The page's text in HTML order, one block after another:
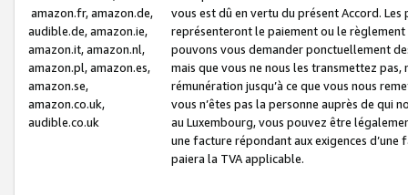
amazon.fr, amazon.de,
audible.de, amazon.ie,
amazon.it, amazon.nl,
amazon.pl, amazon.es,
amazon.se,
amazon.co.uk,
audible.co.uk
vous est dû en vertu du présent Accord.
représenteront le paiement ou le
pouvons vous demander ponctuellement
mais que vous ne nous les transmettez
rémunération jusqu’à ce que vous nous
vous n’êtes pas la personne auprès de qui
au Luxembourg, vous pouvez être
une facture répondant aux exigences
paiera la TVA applicable.